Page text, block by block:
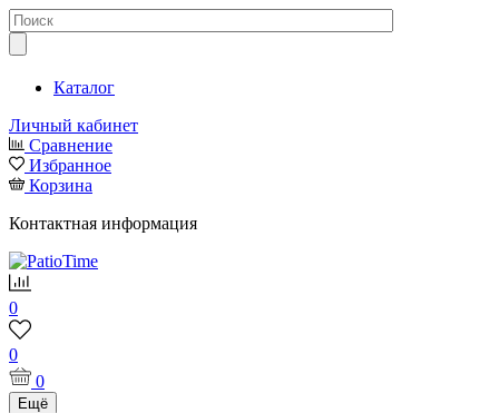
Каталог
Личный кабинет
Сравнение
Избранное
Корзина
Контактная информация
0
0
0
Ещё